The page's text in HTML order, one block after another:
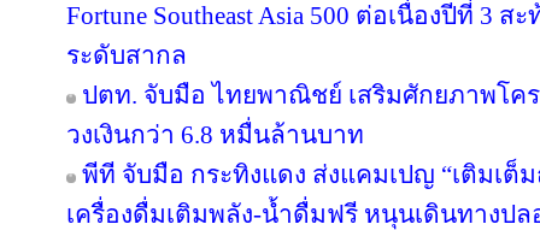
Fortune Southeast Asia 500 ต่อเนื่องปีที่ 3
ระดับสากล
ปตท. จับมือ ไทยพาณิชย์ เสริมศักยภาพโค
วงเงินกว่า 6.8 หมื่นล้านบาท
พีที จับมือ กระทิงแดง ส่งแคมเปญ “เติมเต็
เครื่องดื่มเติมพลัง-น้ำดื่มฟรี หนุนเดินทางป